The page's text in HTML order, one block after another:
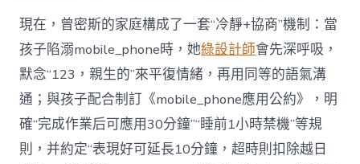
現在，曾密斯的家庭構成了一套“冷靜+協商”機制：當
孩子陷溺mobile_phone時，她綠設計師會先深呼吸，
默念“123，親生的”來平復情緒，再用同等的語氣溝
通；與孩子配合制訂《mobile_phone應用公約》，明
確“完成作業后可應用30分鐘”“睡前1小時禁機”等規
則，并約定“表現好可延長10分鐘，超時則扣除越日